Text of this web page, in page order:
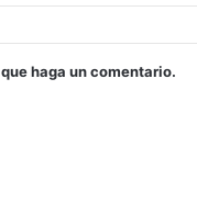
haga un comentario.